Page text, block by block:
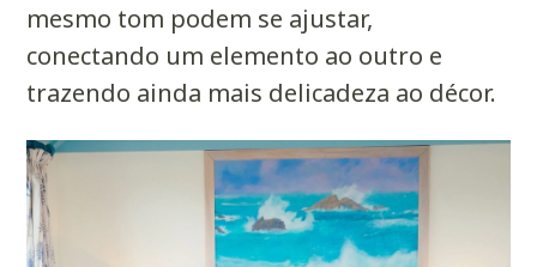
mesmo tom podem se ajustar,
conectando um elemento ao outro e
trazendo ainda mais delicadeza ao décor.